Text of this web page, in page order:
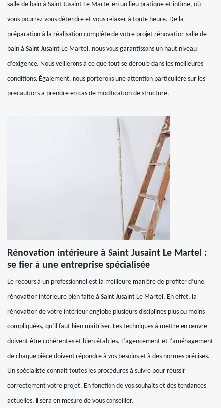
salle de bain à Saint Jusaint Le Martel en un lieu pratique et intime, où
vous pourrez vous détendre et vous relaxer à toute heure. De la
préparation à la réalisation complète de votre projet rénovation salle de
bain à Saint Jusaint Le Martel, nous vous garantissons un haut niveau
d’exigence. Nous veillerons à ce que tout se déroule dans les meilleures
conditions. Également, nous porterons une attention particulière sur les
précautions à prendre en cas de modification de structure.
Rénovation intérieure à Saint Jusaint Le Martel :
se fier à une entreprise spécialisée
Le recours à un professionnel est la meilleure manière de profiter d’une
rénovation intérieure bien faite à Saint Jusaint Le Martel. En effet, la
rénovation de votre intérieur englobe plusieurs disciplines plus ou moins
compliquées, qu’il faut bien maitriser. Les techniques à mettre en œuvre
doivent être cohérentes et bien établies. L’agencement et l’aménagement
de chaque pièce doivent répondre à vos besoins et à des normes précises.
Un spécialiste connait toutes les procédures à suivre pour réussir
correctement votre projet. En fonction de vos souhaits et des tendances
actuelles, il sera en mesure de vous conseiller.